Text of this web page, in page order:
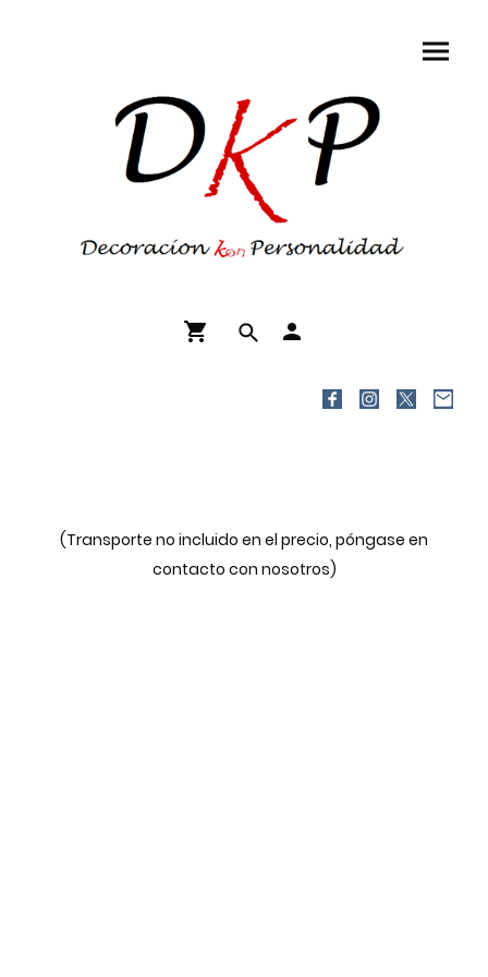
(Transporte no incluido en el precio, póngase en
contacto con nosotros)